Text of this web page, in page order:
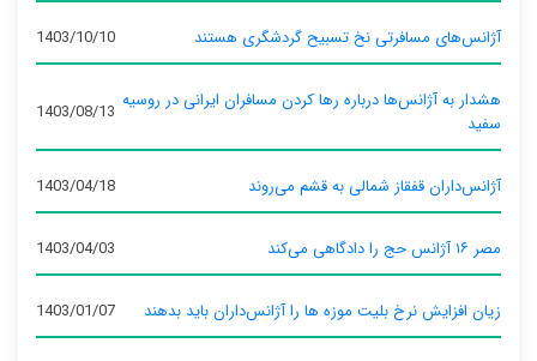
آژانس‌های مسافرتی نخ تسبیح گردشگری هستند 1403/10/10
هشدار به آژانس‌ها درباره رها کردن مسافران ایرانی در روسیه
سفید
1403/08/13
آژانس‌داران قفقاز شمالی به قشم می‌روند 1403/04/18
مصر ۱۶ آژانس حج را دادگاهی می‌کند 1403/04/03
زیان افزایش نرخ بلیت موزه ها را آژانس‌داران باید بدهند 1403/01/07